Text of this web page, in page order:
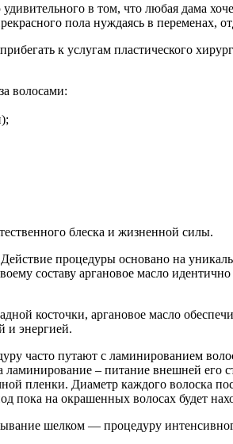
в том, что любая дама
пола нуждаясь в переменах,
к услугам пластического
волосами:
блеска и жизненной силы.
процедуры основано на
составу аргановое масло
косточки, аргановое масло
и энергией.
часто путают с ламинированием
– питание внешней его
пленки. Диаметр каждого волоска
на окрашенных волосах будет
шелком — процедуру